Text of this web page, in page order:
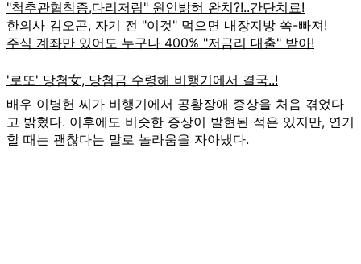
배우 이병헌 씨가 비행기에서 공황장애 증상을 처음 겪었다
고 밝혔다. 이후에도 비슷한 증상이 발현된 적은 있지만, 연기
할 때는 괜찮다는 말로 놀라움을 자아냈다.